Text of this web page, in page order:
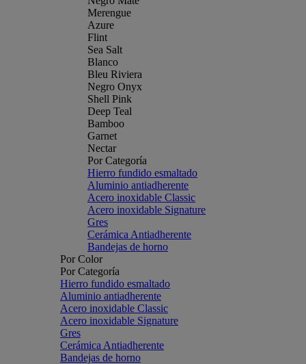
Merengue
Azure
Flint
Sea Salt
Blanco
Bleu Riviera
Negro Onyx
Shell Pink
Deep Teal
Bamboo
Garnet
Nectar
Por Categoría
Hierro fundido esmaltado
Aluminio antiadherente
Acero inoxidable Classic
Acero inoxidable Signature
Gres
Cerámica Antiadherente
Bandejas de horno
Por Color
Por Categoría
Hierro fundido esmaltado
Aluminio antiadherente
Acero inoxidable Classic
Acero inoxidable Signature
Gres
Cerámica Antiadherente
Bandejas de horno